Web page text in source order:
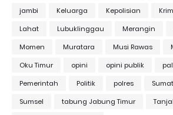
jambi
Keluarga Kepolisian
Lahat
Lubuklinggau Merangin
Momen
Muratara Musi Rawas
Oku Timur
opini opini publik
Pemerintah
Politik polres
Sumsel
tabung Jabung Timur